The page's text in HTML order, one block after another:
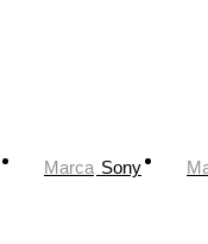
Marca Sony